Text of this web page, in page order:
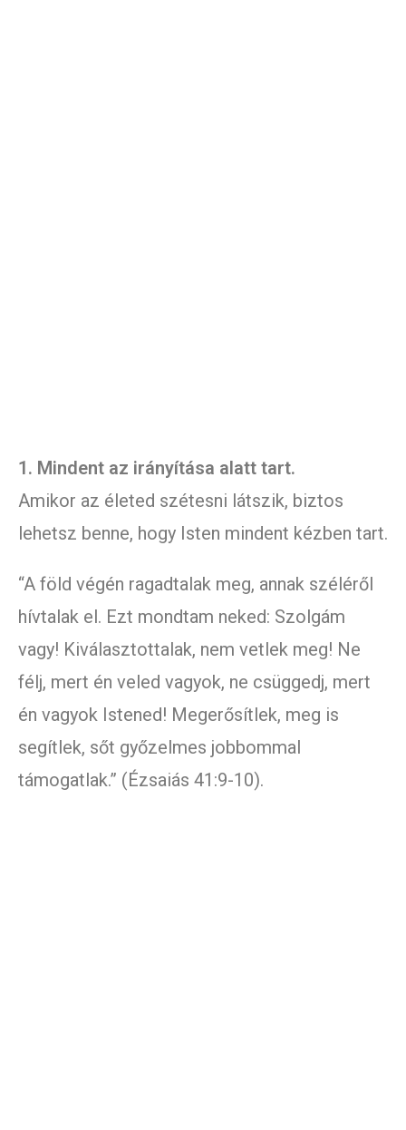
1. Mindent az irányítása alatt tart.
Amikor az életed szétesni látszik, biztos
lehetsz benne, hogy Isten mindent kézben tart.
“A föld végén ragadtalak meg, annak széléről
hívtalak el. Ezt mondtam neked: Szolgám
vagy! Kiválasztottalak, nem vetlek meg! Ne
félj, mert én veled vagyok, ne csüggedj, mert
én vagyok Istened! Megerősítlek, meg is
segítlek, sőt győzelmes jobbommal
támogatlak.” (Ézsaiás 41:9-10).